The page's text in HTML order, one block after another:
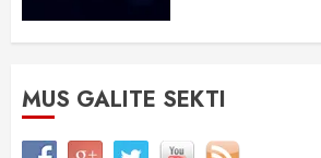
MUS GALITE SEKTI